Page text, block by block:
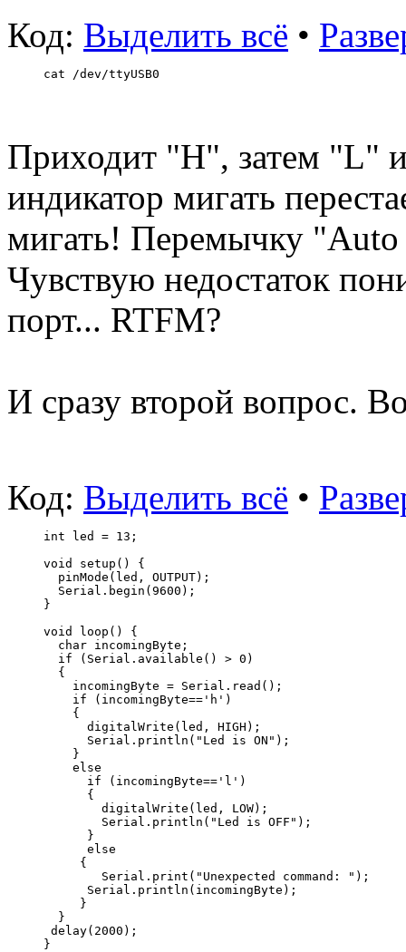
Код: Выделить всё •
cat /dev/ttyUSB0
Приходит "H", затем "L" и
индикатор мигать
мигать! Перемычку "Auto
Чувствую недостаток
порт... RTFM?
И сразу второй вопрос.
Код: Выделить всё •
int led = 13;
void setup() {
pinMode(led, OUTPUT);
Serial.begin(9600);
}
void loop() {
char incomingByte;
if (Serial.available() > 0)
{
incomingByte = Serial.read();
if (incomingByte=='h')
{
digitalWrite(led, HIGH);
Serial.println("Led is ON");
}
else
if (incomingByte=='l')
{
digitalWrite(led, LOW);
Serial.println("Led is OFF");
}
else
{
Serial.print("Unexpected command:
Serial.println(incomingByte);
}
}
delay(2000);
}